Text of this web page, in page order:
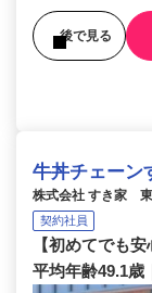
後で見る
牛丼チェーン
株式会社 すき家
契約社員
【初めてでも
平均年齢49.1歳